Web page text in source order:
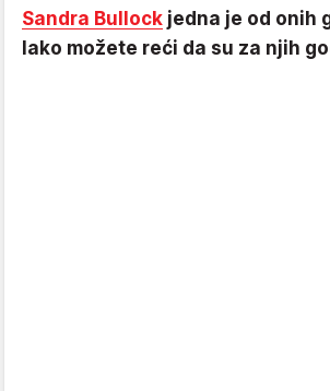
Sandra Bullock jedna je od onih
lako možete reći da su za njih